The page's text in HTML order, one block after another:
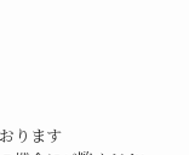
ります